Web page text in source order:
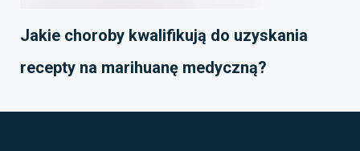
Jakie choroby kwalifikują do uzyskania
recepty na marihuanę medyczną?